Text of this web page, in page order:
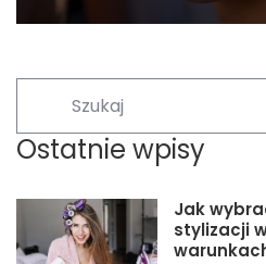
Ostatnie wpisy
Jak
stylizacji